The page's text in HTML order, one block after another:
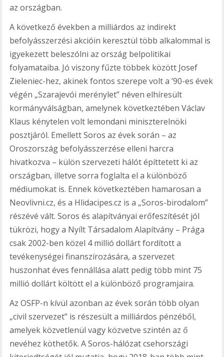
az országban.
A következő években a milliárdos az indirekt
befolyásszerzési akcióin keresztül több alkalommal is
igyekezett beleszólni az ország belpolitikai
folyamataiba. Jó viszony fűzte többek között Josef
Zieleniec-hez, akinek fontos szerepe volt a ’90-es évek
végén „Szarajevói merénylet” néven elhíresült
kormányválságban, amelynek következtében Václav
Klaus kénytelen volt lemondani miniszterelnöki
posztjáról. Emellett Soros az évek során – az
Oroszország befolyásszerzése elleni harcra
hivatkozva – külön szervezeti hálót építtetett ki az
országban, illetve sorra foglalta el a különböző
médiumokat is. Ennek következtében hamarosan a
Neovlivni.cz, és a Hlidacipes.cz is a „Soros-birodalom”
részévé vált. Soros és alapítványai erőfeszítését jól
tükrözi, hogy a Nyílt Társadalom Alapítvány – Prága
csak 2002-ben közel 4 millió dollárt fordított a
tevékenységei finanszírozására, a szervezet
huszonhat éves fennállása alatt pedig több mint 75
millió dollárt költött el a különböző programjaira.
Az OSFP-n kívül azonban az évek során több olyan
„civil szervezet” is részesült a milliárdos pénzéből,
amelyek közvetlenül vagy közvetve szintén az ő
nevéhez köthetők. A Soros-hálózat csehországi